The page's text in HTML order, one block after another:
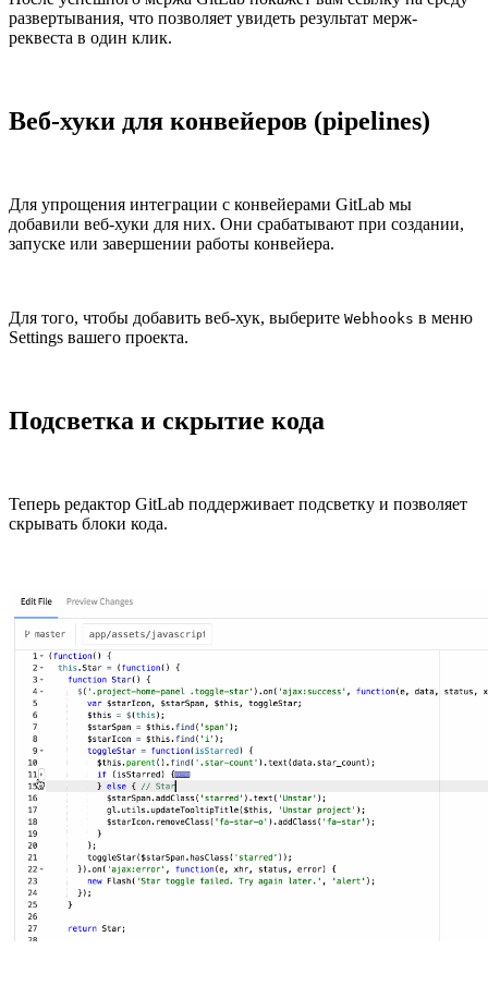
развертывания, что позволяет увидеть результат мерж-
реквеста в один клик.
Веб-хуки для конвейеров (pipelines)
Для упрощения интеграции с конвейерами GitLab мы
добавили веб-хуки для них. Они срабатывают при создании,
запуске или завершении работы конвейера.
Для того, чтобы добавить веб-хук, выберите Webhooks в меню
Settings вашего проекта.
Подсветка и скрытие кода
Теперь редактор GitLab поддерживает подсветку и позволяет
скрывать блоки кода.